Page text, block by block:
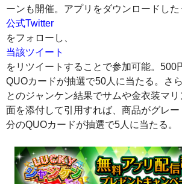
ーンも開催。アプリをダウンロードした
公式Twitter
をフォローし、
当該ツイート
をリツイートすることで参加可能。500
QUOカードが抽選で50人に当たる。さ
とのジャンケン結果でサムや金衣装マ
面を添付して引用すれば、商品がグレー
分のQUOカードが抽選で5人に当たる。